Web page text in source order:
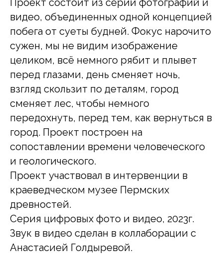
Проект состоит из серии фотографий и
видео, объединенных одной концепцией
побега от суеты будней. Фокус нарочито
сужен, мы не видим изображение
целиком, всё немного рябит и плывет
перед глазами, день сменяет ночь,
взгляд скользит по деталям, город
сменяет лес, чтобы немного
передохнуть, перед тем, как вернуться в
город. Проект построен на
сопоставлении времени человеческого
и геологического.
Проект участвовал в интервенции в
краеведческом музее Пермских
древностей.
Серия цифровых фото и видео, 2023г.
Звук в видео сделан в коллаборации с
Анастасией Голдыревой.